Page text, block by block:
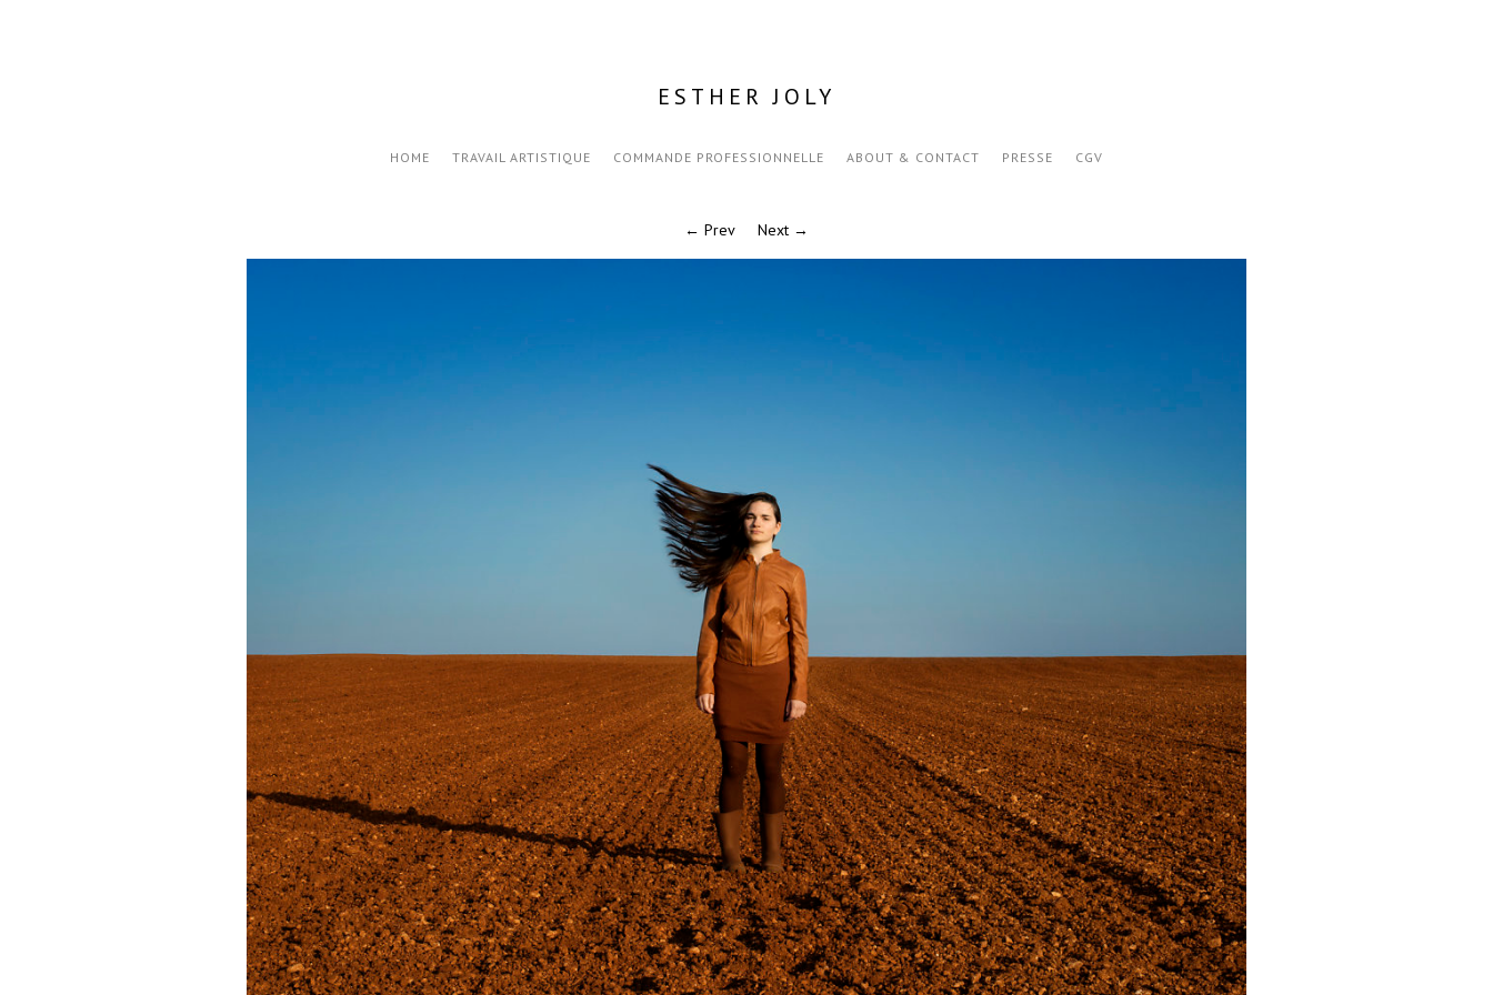
ESTHER JOLY
HOME TRAVAIL ARTISTIQUE COMMANDE PROFESSIONNELLE ABOUT & CONTACT PRESSE CGV
← Prev Next →